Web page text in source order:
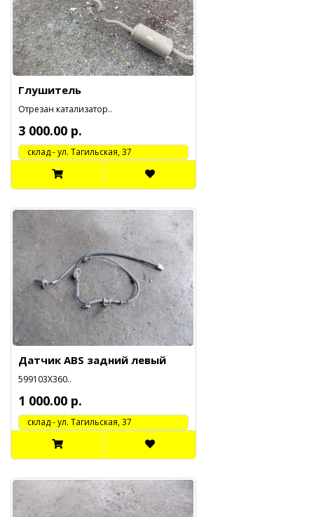
Глушитель
Отрезан катализатор..
3 000.00 р.
cклад - ул. Тагильская, 37
Датчик ABS задний левый
599103X360..
1 000.00 р.
cклад - ул. Тагильская, 37